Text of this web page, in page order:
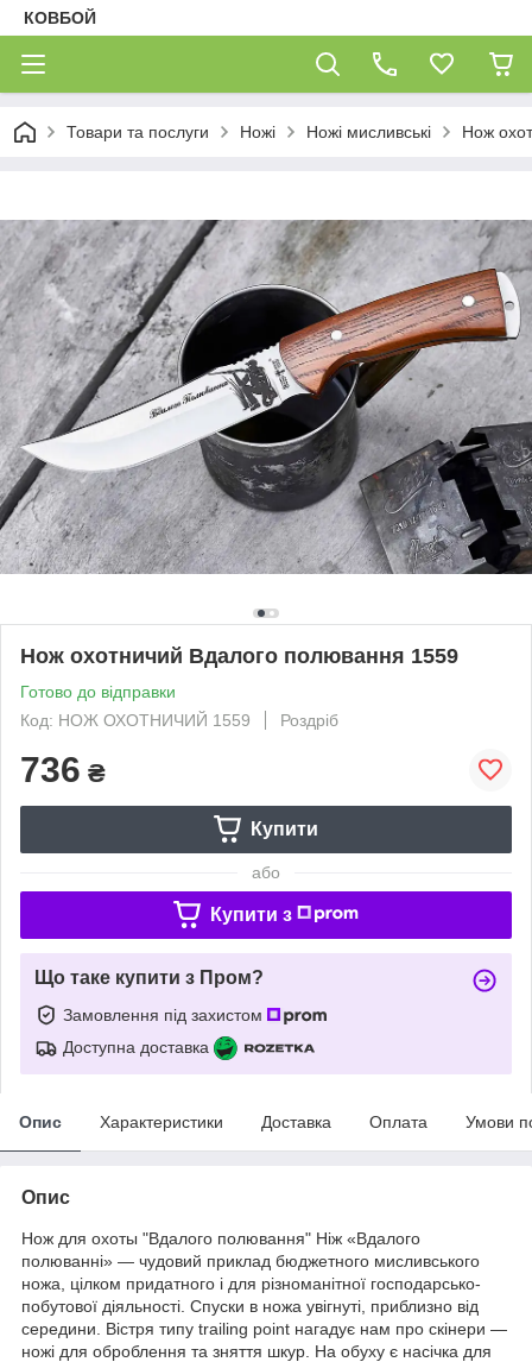
КОВБОЙ
Товари та послуги Ножі Ножі мисливські Нож
Нож охотничий Вдалого полювання 1559
Готово до відправки
Код: НОЖ ОХОТНИЧИЙ 1559
Роздріб
736 ₴
Купити
або
Купити з
Що таке купити з Пром?
Замовлення під захистом
Доступна доставка
Опис Характеристики Доставка Оплата Умови
Опис
Нож для охоты "Вдалого полювання" Ніж «Вдалого
полюванні» — чудовий приклад бюджетного мисливського
ножа, цілком придатного і для різноманітної господарсько-
побутової діяльності. Спуски в ножа увігнуті, приблизно від
середини. Вістря типу trailing point нагадує нам про скінери —
ножі для оброблення та зняття шкур. На обуху є насічка для